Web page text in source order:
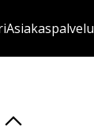
Asiakaspalvelu